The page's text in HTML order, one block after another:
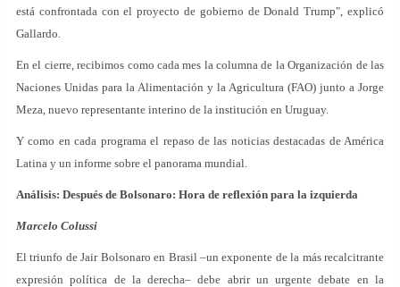
está confrontada con el proyecto de gobierno de Donald Trump", explicó
Gallardo.
En el cierre, recibimos como cada mes la columna de la Organización de las
Naciones Unidas para la Alimentación y la Agricultura (FAO) junto a Jorge
Meza, nuevo representante interino de la institución en Uruguay.
Y como en cada programa el repaso de las noticias destacadas de América
Latina y un informe sobre el panorama mundial.
Análisis: Después de Bolsonaro: Hora de reflexión para la izquierda
Marcelo Colussi
El triunfo de Jair Bolsonaro en Brasil –un exponente de la más recalcitrante
expresión política de la derecha– debe abrir un urgente debate en la